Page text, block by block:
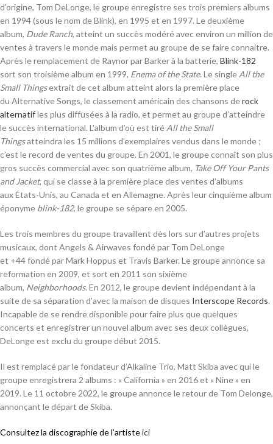
d’origine, Tom DeLonge, le groupe enregistre ses trois premiers albums
en 1994 (sous le nom de Blink), en 1995 et en 1997. Le deuxième
album, Dude Ranch, atteint un succès modéré avec environ un million de
ventes à travers le monde mais permet au groupe de se faire connaitre.
Après le remplacement de Raynor par Barker à la batterie, Blink-182
sort son troisième album en 1999, Enema of the State. Le single All the
Small Thingsextrait de cet album atteint alors la première place
du Alternative Songs, le classement américain des chansons derock
alternatifles plus diffusées à la radio, et permet au groupe d’atteindre
le succès international. L’album d’où est tiré All the Small
Thingsatteindra les 15 millions d’exemplaires vendus dans le monde ;
c’est le record de ventes du groupe. En 2001, le groupe connaît son plus
gros succès commercial avec son quatrième album, Take Off Your Pants
and Jacket, qui se classe à la première place des ventes d’albums
aux États-Unis, au Canada et en Allemagne. Après leur cinquième album
éponyme blink-182, le groupe se sépare en 2005.
Les trois membres du groupe travaillent dès lors sur d’autres projets
musicaux, dont Angels & Airwaves fondé par Tom DeLonge
et +44 fondé par Mark Hoppus et Travis Barker. Le groupe annonce sa
reformation en 2009, et sort en 2011 son sixième
album, Neighborhoods. En 2012, le groupe devient indépendant à la
suite de sa séparation d’avec la maison de disques Interscope Records.
Incapable de se rendre disponible pour faire plus que quelques
concerts et enregistrer un nouvel album avec ses deux collègues,
DeLonge est exclu du groupe début 2015.
Il est remplacé par le fondateur d’Alkaline Trio, Matt Skiba avec qui le
groupe enregistrera 2 albums : « California » en 2016 et « Nine » en
2019. Le 11 octobre 2022, le groupe annonce le retour de Tom Delonge,
annonçant le départ de Skiba.
Consultez la discographie de l’artisteici